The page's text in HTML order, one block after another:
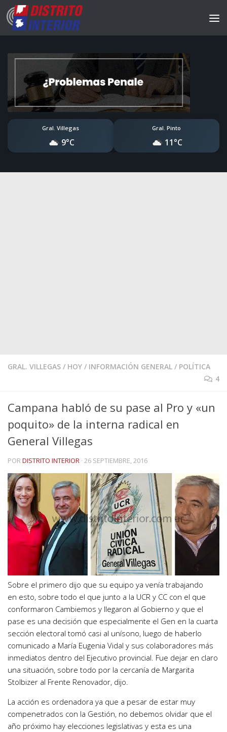
Gral. Villegas
9°C
Gral. Pinto
11°C
GRAL. VILLEGAS / HOY / INFORMACIÓN GENERAL / POLÍTICA
4
Campana habló de su pase al Pro y «un
poquito» de la interna radical en
General Villegas
PORDISTRITO INTERIOR · 26 SEPTIEMBRE, 2016
Sobre el primero dijo que su equipo ya venía trabajando
en esto, sobre todo el que junto a la UCR y CC con el que
conformaron Cambiemos y llegaron al Gobierno y que el
pase es una decisión que especialmente el Gen en la cuarta
sección electoral tomó casi al unísono, luego de haberlo
comunicado a María Eugenia Vidal y sus colaboradores más
inmediatos dentro del Ejecutivo provincial. Fue dejar en claro
una situación, sobre todo por la cercanía de Margarita
Stolbizer al Frente Renovador, dijo.
La acción es ordenadora ya que a pesar de estar muy
compenetrados con la Gestión, no debemos olvidar que el
año próximo hay elecciones legislativas y esta es una